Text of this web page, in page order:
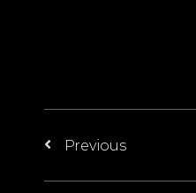
Previous